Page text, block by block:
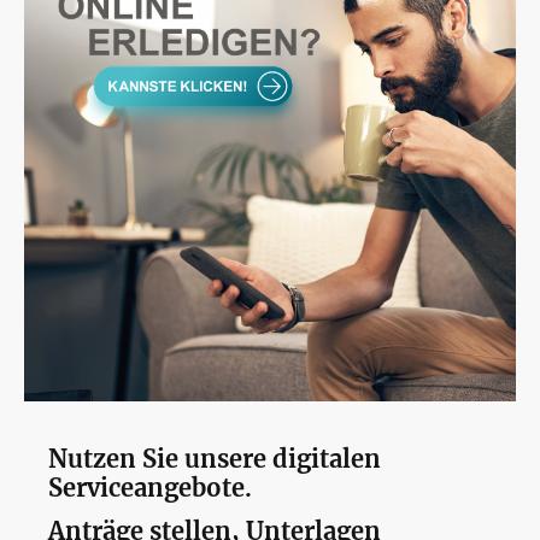
Nutzen Sie unsere digitalen
Serviceangebote.
Anträge stellen, Unterlagen